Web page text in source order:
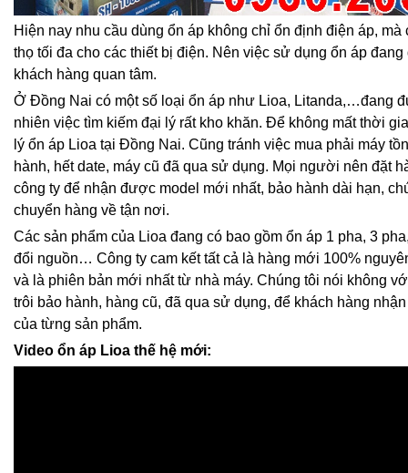
Hiện nay nhu cầu dùng ổn áp không chỉ ổn định điện áp, mà
thọ tối đa cho các thiết bị điện. Nên việc sử dụng ổn áp
khách hàng quan tâm.
Ở Đồng Nai có một số loại ổn áp như Lioa, Litanda,…đang
nhiên việc tìm kiếm đại lý rất kho khăn. Để không mất thời
lý ổn áp Lioa tại Đồng Nai. Cũng tránh việc mua phải máy
hành, hết date, máy cũ đã qua sử dụng. Mọi người nên đặt
công ty để nhận được model mới nhất, bảo hành dài hạn,
chuyển hàng về tận nơi.
Các sản phẩm của Lioa đang có bao gồm ổn áp 1 pha, 3
đổi nguồn… Công ty cam kết tất cả là hàng mới 100%
và là phiên bản mới nhất từ nhà máy. Chúng tôi nói không
trôi bảo hành, hàng cũ, đã qua sử dụng, để khách hàng
của từng sản phẩm.
Video ổn áp Lioa thế hệ mới: